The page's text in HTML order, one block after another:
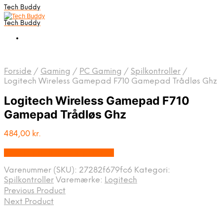
Tech Buddy
Tech Buddy
Forside / Gaming / PC Gaming / Spilkontroller /
Logitech Wireless Gamepad F710 Gamepad Trådløs Ghz
Logitech Wireless Gamepad F710
Gamepad Trådløs Ghz
484,00 kr.
Varenummer (SKU): 27282f679fc6 Kategori:
Spilkontroller Varemærke: Logitech
Previous Product
Next Product